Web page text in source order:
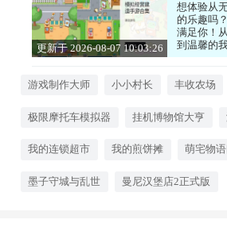
更新于 2026-08-07 10:03:26
想体验从
的乐趣吗
满足你！
到温馨的
充满童趣
都能让你
独一无二
游戏制作大师 小小村长 丰收农场
极限摩托车模拟器 挂机博物馆大亨
我的连锁超市 我的煎饼摊 萌宅物
墨子守城与乱世 曼尼汉堡店2正式版